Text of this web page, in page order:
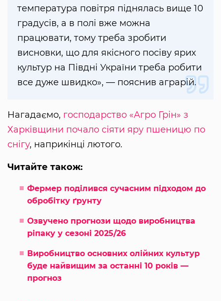
температура повітря піднялась вище 10
градусів, а в полі вже можна
працювати, тому треба зробити
висновки, що для якісного посіву ярих
культур на Півдні України треба робити
все дуже швидко», — пояснив аграрій.
Нагадаємо, господарство «Агро Грін» з
Харківщини почало сіяти яру пшеницю по
снігу, наприкінці лютого.
Читайте також:
Фермер поділився сучасним підходом до
обробітку ґрунту
Озвучено прогнози щодо виробництва
ріпаку у сезоні 2025/26
Виробництво основних олійних культур
буде найвищим за останні 10 років —
прогноз